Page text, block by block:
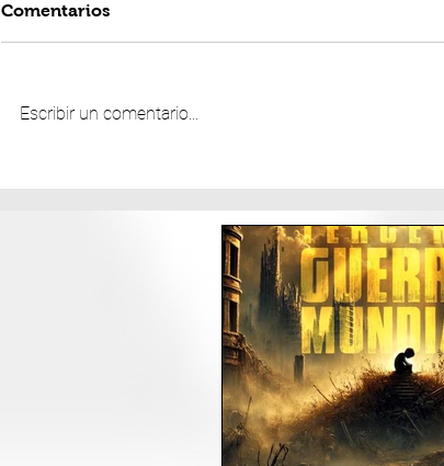
Comentarios
Escribir un comentario...